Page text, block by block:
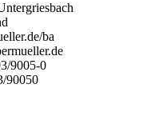
ba
9005-0
90050